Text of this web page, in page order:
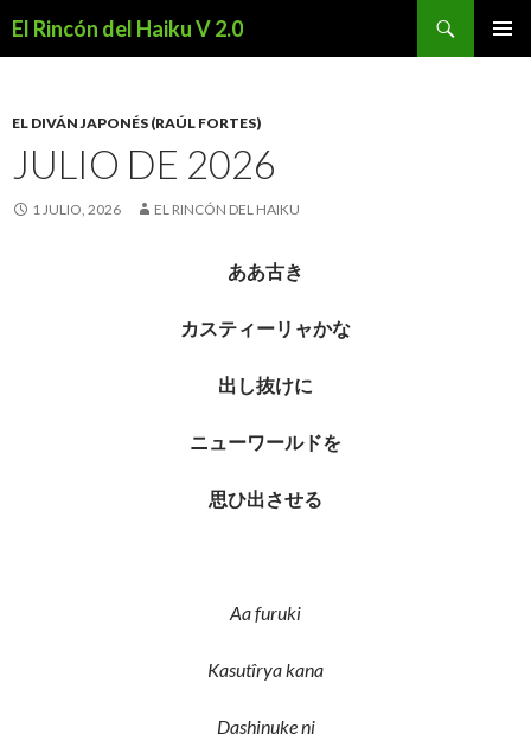
El Rincón del Haiku V 2.0
EL DIVÁN JAPONÉS (RAÚL FORTES)
JULIO DE 2026
1 JULIO, 2026 EL RINCÓN DEL HAIKU
ああ古き
カスティーリャかな
出し抜けに
ニューワールドを
思ひ出させる
Aa furuki
Kasutîrya kana
Dashinuke ni